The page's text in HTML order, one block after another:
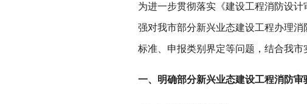
为进一步贯彻落实《建设工程消防设
强对我市部分新兴业态建设工程办理
标准、申报类别界定等问题，结合我市
一、明确部分新兴业态建设工程消防审